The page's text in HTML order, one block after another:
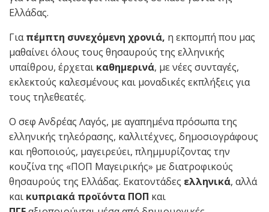
Ελλάδας.
Γιαπέμπτη συνεχόμενη χρονιά, η εκπομπή που μας
μαθαίνει όλους τους θησαυρούς της ελληνικής
υπαίθρου, έρχεται καθημερινά, με νέες συνταγές,
εκλεκτούς καλεσμένους και μοναδικές εκπλήξεις για
τους τηλεθεατές.
Ο σεφ Ανδρέας Λαγός, με αγαπημένα πρόσωπα της
ελληνικής τηλεόρασης, καλλιτέχνες, δημοσιογράφους
και ηθοποιούς, μαγειρεύει, πλημμυρίζοντας την
κουζίνα της «ΠΟΠ Μαγειρικής» με διατροφικούς
θησαυρούς της Ελλάδας. Εκατοντάδες ελληνικά, αλλά
και κυπριακά προϊόντα ΠΟΠ και